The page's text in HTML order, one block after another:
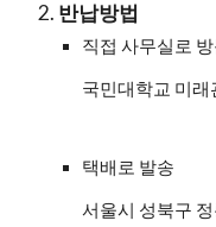
반납방법
직접 사무실로
국민대학교 미래
택배로 발송
서울시 성북구